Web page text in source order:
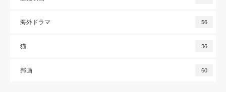
海外ドラマ 56
猫 36
邦画 60